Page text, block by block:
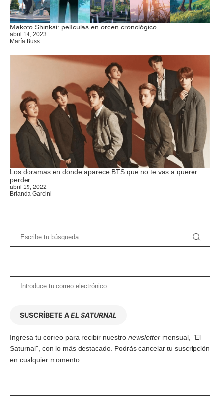
Makoto Shinkai: películas en orden cronológico
abril 14, 2023
María Buss
Los doramas en donde aparece BTS que no te vas a querer
perder
abril 19, 2022
Brianda Garcini
SUSCRÍBETE AEL SATURNAL
Ingresa tu correo para recibir nuestro newsletter mensual, "El
Saturnal", con lo más destacado. Podrás cancelar tu suscripción
en cualquier momento.